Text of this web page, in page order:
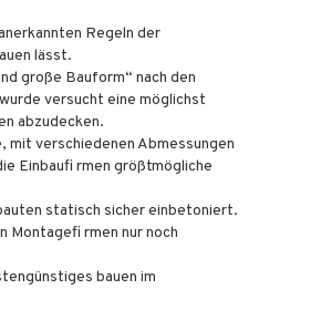
Regeln der
lässt.
große Bauform“ nach den
versucht eine möglichst
abzudecken.
verschiedenen Abmessungen
Einbaufi rmen größtmögliche
statisch sicher einbetoniert.
Montagefi rmen nur noch
bauen im